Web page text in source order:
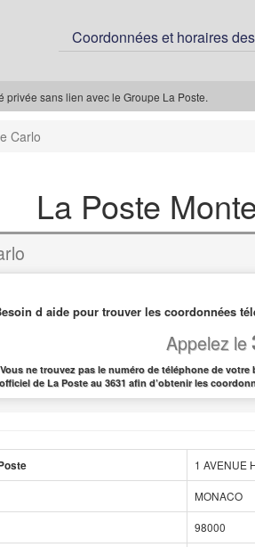
Coordonnées et horaires des
privée sans lien avec le Groupe La Poste.
Carlo
La Poste
d aide pour trouver les coordonnées
Appelez le
Vous ne trouvez pas le numéro de téléphone de
officiel de La Poste au 3631 afin d’obtenir les
1 AVENUE
MONACO
98000